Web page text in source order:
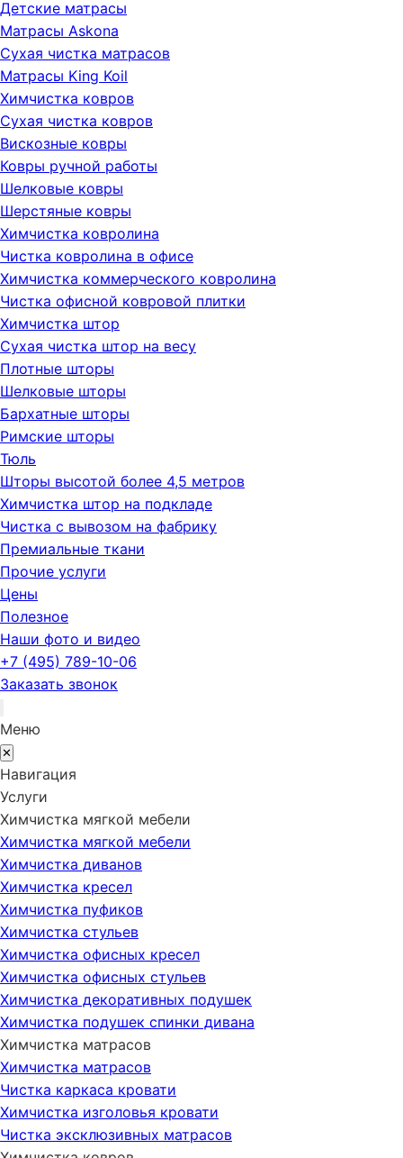
Детские матрасы
Матрасы Askona
Сухая чистка матрасов
Матрасы King Koil
Химчистка ковров
Сухая чистка ковров
Вискозные ковры
Ковры ручной работы
Шелковые ковры
Шерстяные ковры
Химчистка ковролина
Чистка ковролина в офисе
Химчистка коммерческого ковролина
Чистка офисной ковровой плитки
Химчистка штор
Сухая чистка штор на весу
Плотные шторы
Шелковые шторы
Бархатные шторы
Римские шторы
Тюль
Шторы высотой более 4,5 метров
Химчистка штор на подкладе
Чистка с вывозом на фабрику
Премиальные ткани
Прочие услуги
Цены
Полезное
Наши фото и видео
+7 (495) 789-10-06
Заказать звонок
Меню
✕
Навигация
Услуги
Химчистка мягкой мебели
Химчистка мягкой мебели
Химчистка диванов
Химчистка кресел
Химчистка пуфиков
Химчистка стульев
Химчистка офисных кресел
Химчистка офисных стульев
Химчистка декоративных подушек
Химчистка подушек спинки дивана
Химчистка матрасов
Химчистка матрасов
Чистка каркаса кровати
Химчистка изголовья кровати
Чистка эксклюзивных матрасов